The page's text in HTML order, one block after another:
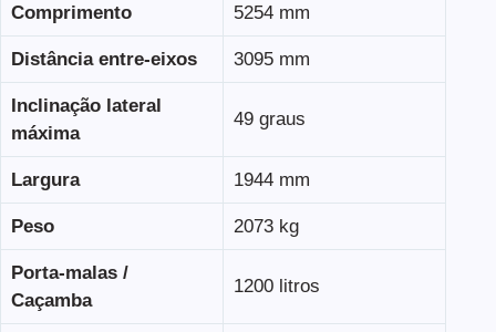
Comprimento 5254 mm
Distância entre-eixos 3095 mm
Inclinação lateral
máxima
49 graus
Largura 1944 mm
Peso 2073 kg
Porta-malas /
Caçamba
1200 litros